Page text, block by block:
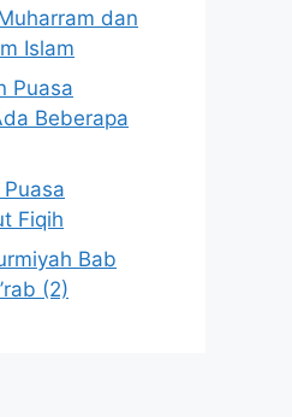
dan
Islam
Puasa
Beberapa
Fiqih
Bab
(2)